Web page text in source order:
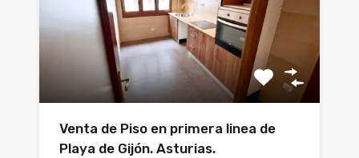
Venta de Piso en primera linea de
Playa de Gijón. Asturias.